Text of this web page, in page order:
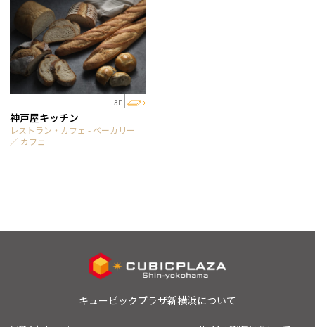
3F
神戸屋キッチン
レストラン・カフェ - ベーカリー
／ カフェ
キュービックプラザ新横浜について